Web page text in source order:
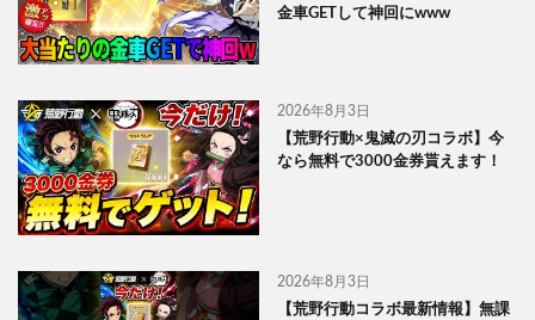
金車GETして神回にwww
2026年8月3日
【荒野行動×鬼滅の刃コラボ】今
なら無料で3000金券貰えます！
2026年8月3日
【荒野行動コラボ最新情報】無課